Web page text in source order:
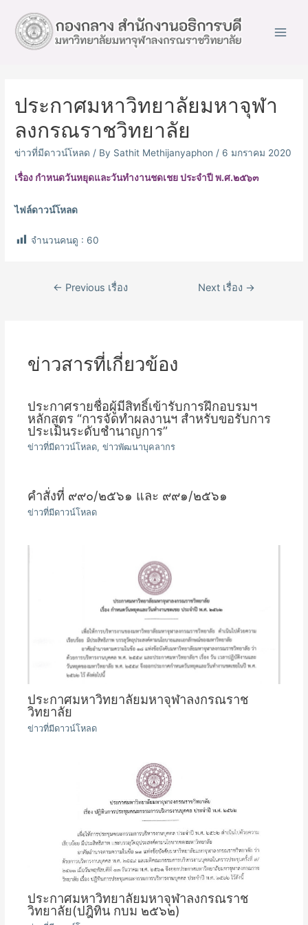
ประกาศมหาวิทยาลัยมหาจุฬา
ลงกรณราชวิทยาลัย
ข่าวที่มีดาวน์โหลด / By Sathit Methijanyaphon / 6 มกราคม 2020
เรื่อง กำหนดวันหยุดและวันทำงานชดเชย ประจำปี พ.ศ.๒๕๖๓
ไฟล์ดาวน์โหลด
จำนวนคนดู : 60
← Previous เรื่อง Next เรื่อง →
ข่าวสารที่เกี่ยวข้อง
ประกาศรายชื่อผู้มีสิทธิ์เข้ารับการฝึกอบรมฯ
หลักสูตร “การจัดทำผลงานฯ สำหรับขอรับการ
ประเมินระดับชำนาญการ”
ข่าวที่มีดาวน์โหลด,ข่าวพัฒนาบุคลากร
คำสั่งที่ ๙๙๐/๒๕๖๑ และ ๙๙๑/๒๕๖๑
ข่าวที่มีดาวน์โหลด
ประกาศมหาวิทยาลัยมหาจุฬาลงกรณราช
วิทยาลัย
ข่าวที่มีดาวน์โหลด
ประกาศมหาวิทยาลัยมหาจุฬาลงกรณราช
วิทยาลัย(ปฎิทิน กบม ๒๕๖๒)